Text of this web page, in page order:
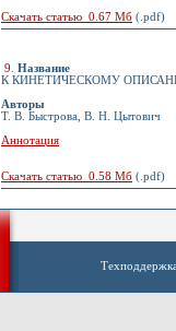
Скачать статью 0.67 Мб (.pdf)
9
Название
К КИНЕТИЧЕСКОМУ
Авторы
Т. В. Быстрова, В. Н. Цытович
Аннотация
Скачать статью 0.58 Мб (.pdf)